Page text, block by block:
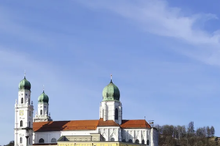
Mit dem Klick auf „geht klar” ermöglichen Sie
personalisierte Werbung und passende
Cookies” werden lediglich technisch
Anpassen
Datenschutzerklärung
Cookierichtlinie
Impressum
« zurück